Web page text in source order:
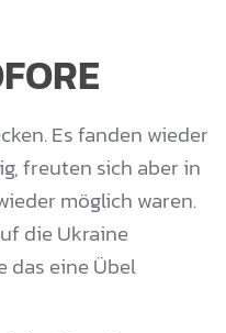
Es fanden wieder
freuten sich aber in
möglich waren.
die Ukraine
das eine Übel